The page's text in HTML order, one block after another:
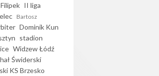
II liga
Bartosz
Dominik Kun
stadion
Widzew Łódź
Świderski
KS Brzesko